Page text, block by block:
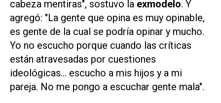
cabeza mentiras", sostuvo la exmodelo. Y
agregó: "La gente que opina es muy opinable,
es gente de la cual se podría opinar y mucho.
Yo no escucho porque cuando las críticas
están atravesadas por cuestiones
ideológicas... escucho a mis hijos y a mi
pareja. No me pongo a escuchar gente mala".